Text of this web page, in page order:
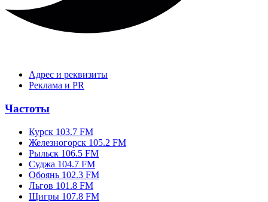
Адрес и реквизиты
Реклама и PR
Частоты
Курск 103.7 FM
Железногорск 105.2 FM
Рыльск 106.5 FM
Суджа 104.7 FM
Обоянь 102.3 FM
Льгов 101.8 FM
Щигры 107.8 FM